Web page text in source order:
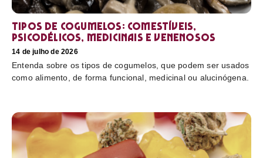
Tipos de cogumelos: comestíveis,
psicodélicos, medicinais e venenosos
14 de julho de 2026
Entenda sobre os tipos de cogumelos, que podem ser usados
como alimento, de forma funcional, medicinal ou alucinógena.